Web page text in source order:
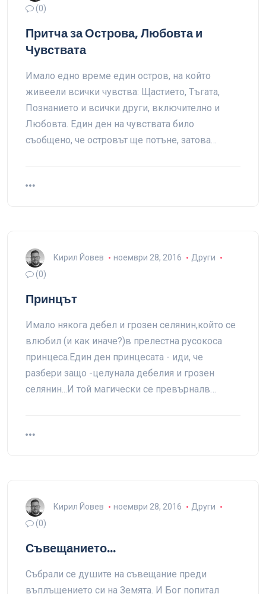
(0)
Притча за Острова, Любовта и
Чувствата
Имало едно време един остров, на който
живеели всички чувства: Щастието, Тъгата,
Познанието и всички други, включително и
Любовта. Един ден на чувствата било
съобщено, че островът ще потъне, затова…
Кирил Йовев ноември 28, 2016
Други
(0)
Принцът
Имало някога дебел и грозен селянин,който се
влюбил (и как иначе?)в прелестна русокоса
принцеса.Един ден принцесата - иди, че
разбери защо -целунала дебелия и грозен
селянин...И той магически се превърналв…
Кирил Йовев ноември 28, 2016
Други
(0)
Съвещанието…
Събрали се душите на съвещание преди
въплъщението си на Земята. И Бог попитал